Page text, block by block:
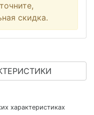
скидка.
характеристиках